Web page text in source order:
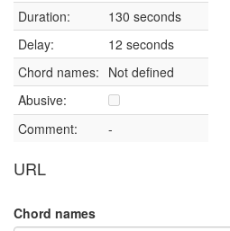
Duration:
130 seconds
Delay:
12 seconds
Chord names: Not defined
Abusive:
Comment:
-
URL
Chord names